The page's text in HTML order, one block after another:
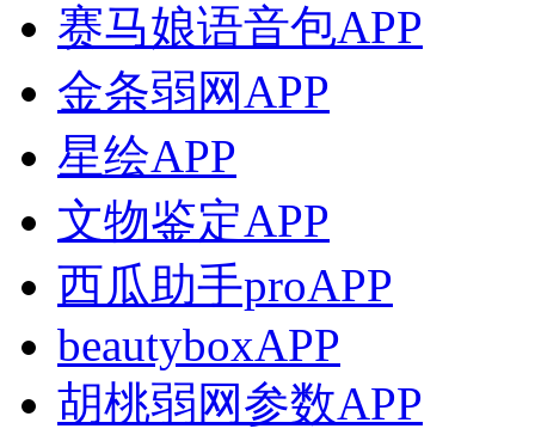
赛马娘语音包APP
金条弱网APP
星绘APP
文物鉴定APP
西瓜助手proAPP
beautyboxAPP
胡桃弱网参数APP